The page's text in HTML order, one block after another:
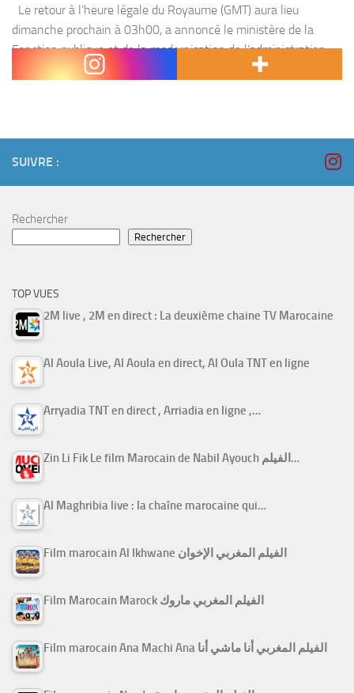
Le retour à l’heure légale du Royaume (GMT) aura lieu
dimanche prochain à 03h00, a annoncé le ministère de la
Fonction publique et de la modernisation de l’administration .
L’heure sera retardée de...
SUIVRE :
Rechercher
Rechercher
TOP VUES
2M live , 2M en direct : La deuxième chaine TV Marocaine
Al Aoula Live, Al Aoula en direct, Al Oula TNT en ligne
Arryadia TNT en direct , Arriadia en ligne ,…
Zin Li Fik Le film Marocain de Nabil Ayouch الفيلم…
Al Maghribia live : la chaîne marocaine qui…
Film marocain Al Ikhwane الفيلم المغربي الإخوان
Film Marocain Marock الفيلم المغربي ماروك
Film marocain Ana Machi Ana الفيلم المغربي أنا ماشي أنا